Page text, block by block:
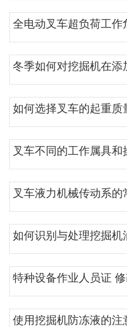
全电动叉车超负荷工作
冬季如何对挖掘机在添
如何选择叉车的起重质
叉车不同的工作属具和
叉车液力机械传动系
如何识别与处理挖掘机
特种设备作业人员证
使用挖掘机防冻液的注